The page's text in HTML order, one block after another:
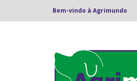
Bem-vindo à Agrimundo